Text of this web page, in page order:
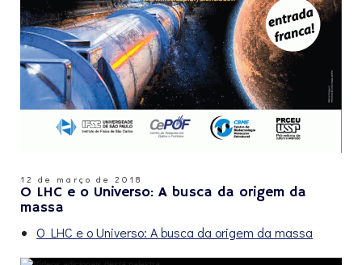
12 de março de 2018
O LHC e o Universo: A busca da origem da
massa
O LHC e o Universo: A busca da origem da massa